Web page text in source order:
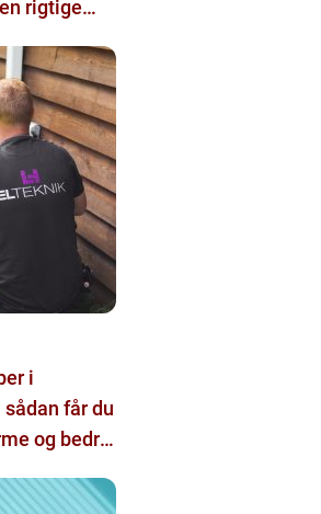
rigtige
i
får du
og bedre